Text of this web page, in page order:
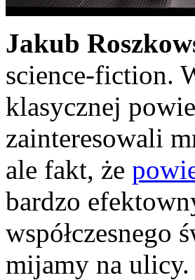
Jakub
science-fiction.
klasycznej
zainteresowali
ale fakt, że
bardzo
współczesnego
mijamy na ulicy.